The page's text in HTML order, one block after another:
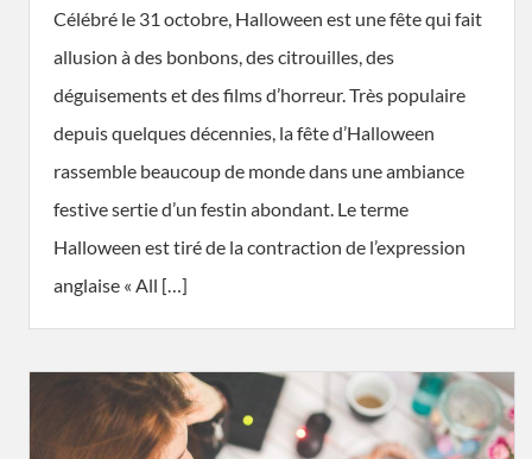
Célébré le 31 octobre, Halloween est une fête qui fait
allusion à des bonbons, des citrouilles, des
déguisements et des films d’horreur. Très populaire
depuis quelques décennies, la fête d’Halloween
rassemble beaucoup de monde dans une ambiance
festive sertie d’un festin abondant. Le terme
Halloween est tiré de la contraction de l’expression
anglaise « All […]